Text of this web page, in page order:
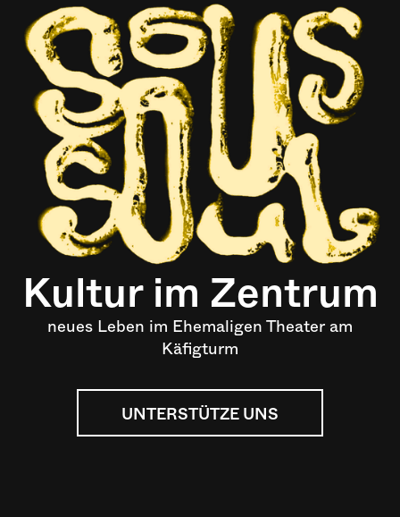
Kultur im Zentrum
neues Leben im Ehemaligen Theater am
Käfigturm
UNTERSTÜTZE UNS